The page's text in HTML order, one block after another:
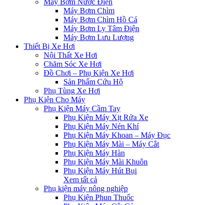
Máy Bơm Nước Điện
Máy Bơm Chìm
Máy Bơm Chìm Hồ Cá
Máy Bơm Ly Tâm Điện
Máy Bơm Lưu Lượng
Thiết Bị Xe Hơi
Nội Thất Xe Hơi
Chăm Sóc Xe Hơi
Đồ Chơi – Phụ Kiện Xe Hơi
Sản Phẩm Cứu Hộ
Phụ Tùng Xe Hơi
Phụ Kiện Cho Máy
Phụ Kiện Máy Cầm Tay
Phụ Kiện Máy Xịt Rửa Xe
Phụ Kiện Máy Nén Khí
Phụ Kiện Máy Khoan – Máy Đục
Phụ Kiện Máy Mài – Máy Cắt
Phụ Kiện Máy Hàn
Phụ Kiện Máy Mài Khuôn
Phụ Kiện Máy Hút Bụi
Xem tất cả
Phụ kiện máy nông nghiệp
Phụ Kiện Phun Thuốc